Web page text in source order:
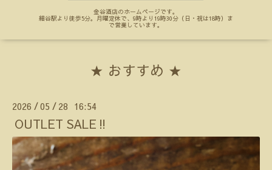
金谷酒店のホームページです。
細谷駅より徒歩5分。月曜定休で、9時より19時30分（日・祝は18時）ま
で営業しています。
★ おすすめ ★
2026 /05 / 28 16:54
OUTLET SALE‼️